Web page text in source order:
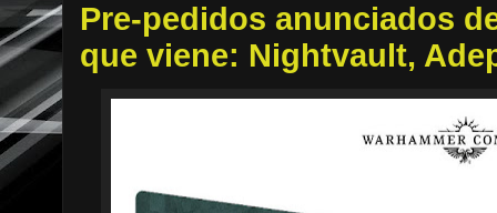
Pre-pedidos anunciados
que viene: Nightvault,